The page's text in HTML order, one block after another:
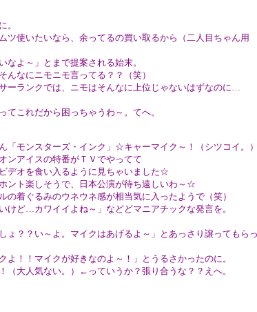
。
ツ使いたいなら、余ってるの買い取るから（二人目ちゃん用
なよ～」とまで提案される始末。
んなにニモニモ言ってる？？（笑）
ーランクでは、ニモはそんなに上位じゃないはずなのに…
てこれだから困っちゃうわ～。てへ。
「モンスターズ・インク」☆キャーマイク～！（シツコイ。）
ンアイスの特番がＴＶでやってて
デオを食い入るように見ちゃいました☆
ント楽しそうで、日本公演が待ち遠しいわ～☆
の着ぐるみのウネウネ感が相当気に入ったようで（笑）
けど…カワイイよね～」などどマニアチックな発言を。
ょ？？い～よ。マイクはあげるよ～」とあっさり譲ってもら
よ！！マイクが好きなのよ～！」とうるさかったのに。
（大人気ない。）←っていうか？張り合うな？？えへ。